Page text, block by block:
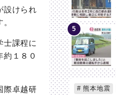
設けられ
士課程に
１８０
際卓越研
熊本地震